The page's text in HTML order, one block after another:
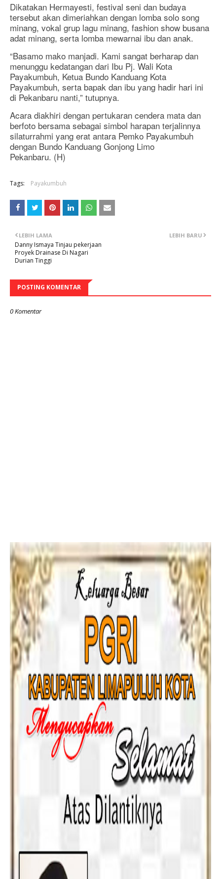
Dikatakan Hermayesti, festival seni dan budaya
tersebut akan dimeriahkan dengan lomba solo song
minang, vokal grup lagu minang, fashion show busana
adat minang, serta lomba mewarnai ibu dan anak.
“Basamo mako manjadi. Kami sangat berharap dan
menunggu kedatangan dari Ibu Pj. Wali Kota
Payakumbuh, Ketua Bundo Kanduang Kota
Payakumbuh, serta bapak dan ibu yang hadir hari ini
di Pekanbaru nanti,” tutupnya.
Acara diakhiri dengan pertukaran cendera mata dan
berfoto bersama sebagai simbol harapan terjalinnya
silaturrahmi yang erat antara Pemko Payakumbuh
dengan Bundo Kanduang Gonjong Limo
Pekanbaru. (H)
Tags: Payakumbuh
LEBIH BARU
LEBIH LAMA
Danny Ismaya Tinjau pekerjaan
Proyek Drainase Di Nagari
Durian Tinggi
POSTING KOMENTAR
0 Komentar